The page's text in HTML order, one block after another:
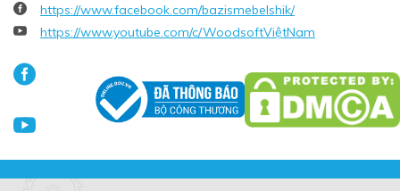
 https://www.facebook.com/bazismebelshik/
 https://www.youtube.com/c/WoodsoftViệtNam

